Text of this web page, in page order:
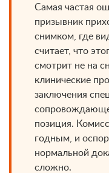
Самая частая
призывник
снимком, где
считает, что
смотрит не на
клинические
заключения
позиция.
годным, и
нормальной
сложно.